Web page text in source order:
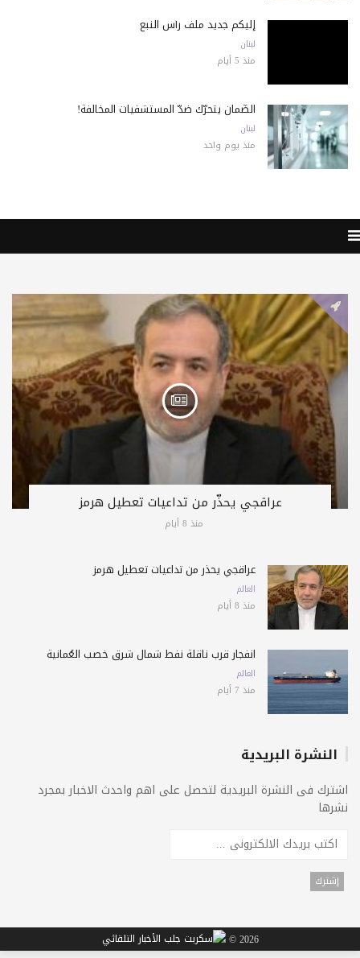
إليكم جديد ملف رأس النبع
لبنان
منذ 5 أيام
الضّمان يتحرّك ضدّ المستشفيات المخالفة!
لبنان
منذ يوم واحد
عراقجي يحذّر من تداعيات تعطيل هرمز
منذ 8 أيام
عراقجي يحذّر من تداعيات تعطيل هرمز
العالم
منذ 8 أيام
انفجار قرب ناقلة نفط شمال شرق خصب العُمانية
العالم
منذ 7 أيام
النشرة البريدية
اشترك فى النشرة البريدية لتحصل على اهم واحدث الاخبار بمجرد
نشرها
2026 ©